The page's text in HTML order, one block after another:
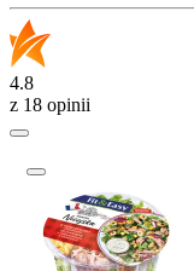
4.8
z 18 opinii